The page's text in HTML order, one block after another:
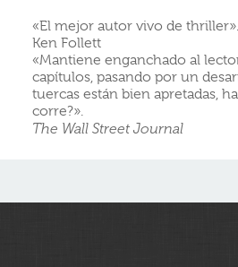
«El mejor autor vivo de thriller».
Ken Follett
«Mantiene enganchado al
capítulos, pasando por un
tuercas están bien apretadas,
corre?».
The Wall Street Journal